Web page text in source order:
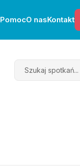
PomocO nasKontakt
Search